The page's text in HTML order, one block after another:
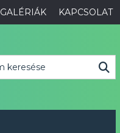
GALÉRIÁK KAPCSOLAT